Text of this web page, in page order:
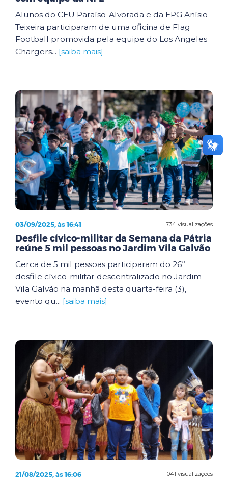
Alunos do CEU Paraíso-Alvorada e da EPG Anísio
Teixeira participaram de uma oficina de Flag
Football promovida pela equipe do Los Angeles
Chargers... [saiba mais]
734 visualizações
03/09/2025, às 16:41
Desfile cívico-militar da Semana da Pátria
reúne 5 mil pessoas no Jardim Vila Galvão
Cerca de 5 mil pessoas participaram do 26º
desfile cívico-militar descentralizado no Jardim
Vila Galvão na manhã desta quarta-feira (3),
evento qu... [saiba mais]
1041 visualizações
21/08/2025, às 16:06